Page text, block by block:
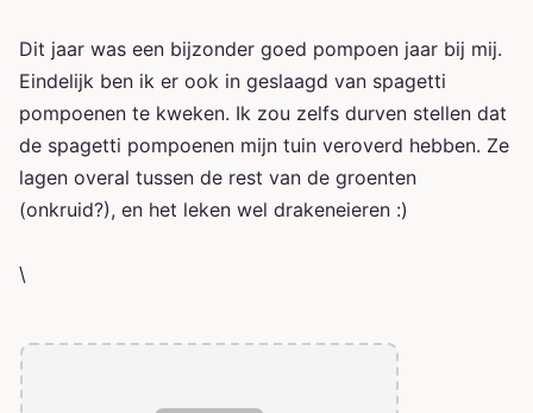
Dit jaar was een bijzonder goed pompoen jaar bij mij.
Eindelijk ben ik er ook in geslaagd van spagetti
pompoenen te kweken. Ik zou zelfs durven stellen dat
de spagetti pompoenen mijn tuin veroverd hebben. Ze
lagen overal tussen de rest van de groenten
(onkruid?), en het leken wel drakeneieren :)
\